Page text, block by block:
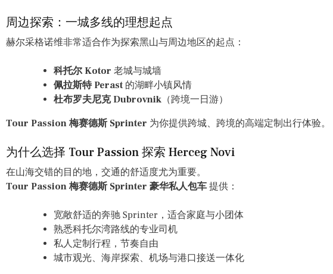
周边探索：一城多线的理想起点
赫尔采格诺维非常适合作为探索黑山与周边地区的起点：
科托尔 Kotor 老城与城墙
佩拉斯特 Perast的湖畔小镇风情
杜布罗夫尼克 Dubrovnik （跨境一日游）
Tour Passion 梅赛德斯 Sprinter 为你提供跨城、跨境的高端定制出行体验。
为什么选择 Tour Passion 探索 Herceg Novi
在山海交错的目的地，交通的舒适度尤为重要。
Tour Passion 梅赛德斯 Sprinter 豪华私人包车 提供：
宽敞舒适的奔驰 Sprinter，适合家庭与小团体
熟悉科托尔湾路线的专业司机
私人定制行程，节奏自由
城市观光、海岸探索、机场与港口接送一体化